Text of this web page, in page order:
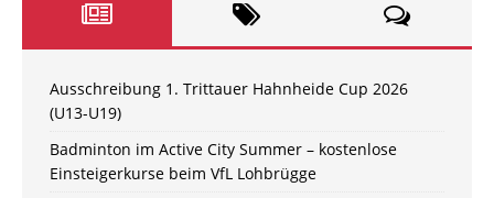
Ausschreibung 1. Trittauer Hahnheide Cup 2026
(U13-U19)
Badminton im Active City Summer – kostenlose
Einsteigerkurse beim VfL Lohbrügge